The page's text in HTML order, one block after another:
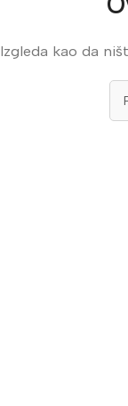
Izgleda kao da